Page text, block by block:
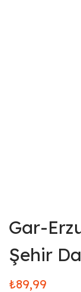
Gar-
Şehir
₺89,99